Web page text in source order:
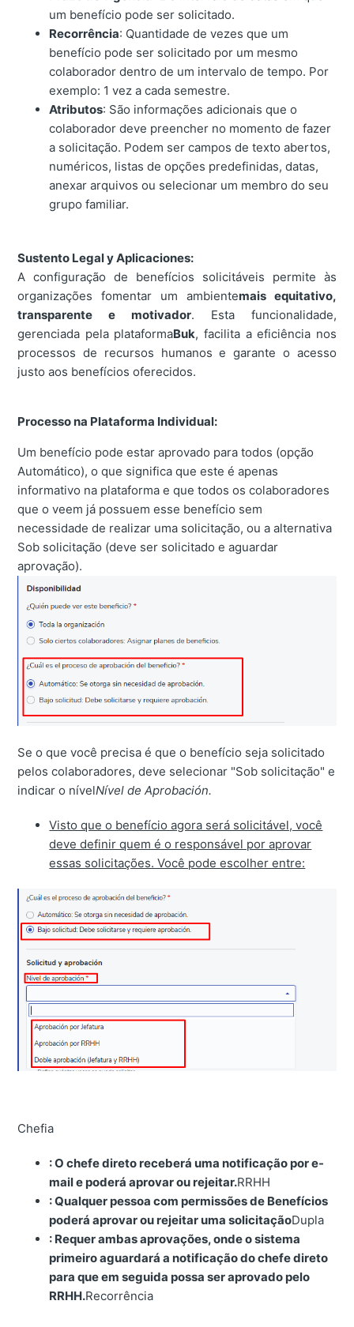
um benefício pode ser solicitado.
Recorrência: Quantidade de vezes que um
benefício pode ser solicitado por um mesmo
colaborador dentro de um intervalo de tempo. Por
exemplo: 1 vez a cada semestre.
Atributos: São informações adicionais que o
colaborador deve preencher no momento de fazer
a solicitação. Podem ser campos de texto abertos,
numéricos, listas de opções predefinidas, datas,
anexar arquivos ou selecionar um membro do seu
grupo familiar.
Sustento Legal y Aplicaciones:
A configuração de benefícios solicitáveis permite às
organizações fomentar um ambientemais equitativo,
transparente e motivador. Esta funcionalidade,
gerenciada pela plataformaBuk, facilita a eficiência nos
processos de recursos humanos e garante o acesso
justo aos benefícios oferecidos.
Processo na Plataforma Individual:
Um benefício pode estar aprovado para todos (opção
Automático), o que significa que este é apenas
informativo na plataforma e que todos os colaboradores
que o veem já possuem esse benefício sem
necessidade de realizar uma solicitação, ou a alternativa
Sob solicitação (deve ser solicitado e aguardar
aprovação).
Se o que você precisa é que o benefício seja solicitado
pelos colaboradores, deve selecionar "Sob solicitação" e
indicar o nívelNível de Aprobación.
Visto que o benefício agora será solicitável, você
deve definir quem é o responsável por aprovar
essas solicitações. Você pode escolher entre:
Chefia
: O chefe direto receberá uma notificação por e-
mail e poderá aprovar ou rejeitar.RRHH
: Qualquer pessoa com permissões de Benefícios
poderá aprovar ou rejeitar uma solicitaçãoDupla
: Requer ambas aprovações, onde o sistema
primeiro aguardará a notificação do chefe direto
para que em seguida possa ser aprovado pelo
RRHH.Recorrência